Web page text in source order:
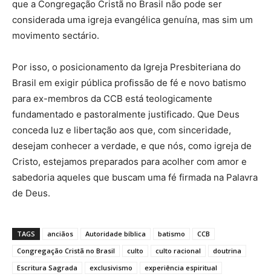
que a Congregação Cristã no Brasil não pode ser
considerada uma igreja evangélica genuína, mas sim um
movimento sectário.
Por isso, o posicionamento da Igreja Presbiteriana do
Brasil em exigir pública profissão de fé e novo batismo
para ex-membros da CCB está teologicamente
fundamentado e pastoralmente justificado. Que Deus
conceda luz e libertação aos que, com sinceridade,
desejam conhecer a verdade, e que nós, como igreja de
Cristo, estejamos preparados para acolher com amor e
sabedoria aqueles que buscam uma fé firmada na Palavra
de Deus.
TAGS anciãos Autoridade bíblica batismo
CCB
Congregação Cristã no Brasil
culto culto racional
doutrina
Escritura Sagrada
exclusivismo
experiência espiritual